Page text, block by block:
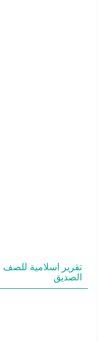
تقرير اسلامية للصف
الصديق